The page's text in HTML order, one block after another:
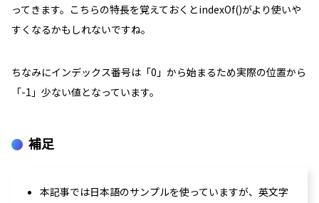
ってきます。こちらの特長を覚えておくとindexOf()がより使いや
すくなるかもしれないですね。
ちなみにインデックス番号は「0 」から始まるため実際の位置から
「-1 」少ない値となっています。
補足
本記事では日本語のサンプルを使っていますが、英文字